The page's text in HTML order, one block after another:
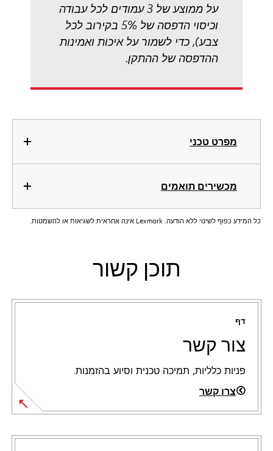
מפרט טכני
מכשירים תואמים
על ממוצע של 3 עמודים לכל עבודה
וכיסוי הדפסה של 5% בקירוב לכל
צבע), כדי לשמור על איכות ואמינות
ההדפסה של ההתקן.
כל המידע כפוף לשינוי ללא הודעה. Lexmark אינה אחראית לשגיאות או להשמטות.
תוכן קשור
דף
צור קשר
פניות כלליות, תמיכה טכנית וסיוע בהזמנות.
צרו קשר